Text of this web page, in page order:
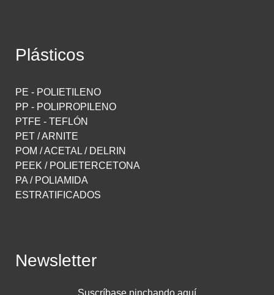
Plásticos
PE - POLIETILENO
PP - POLIPROPILENO
PTFE - TEFLÓN
PET / ARNITE
POM / ACETAL / DELRIN
PEEK / POLIETERCETONA
PA / POLIAMIDA
ESTRATIFICADOS
Newsletter